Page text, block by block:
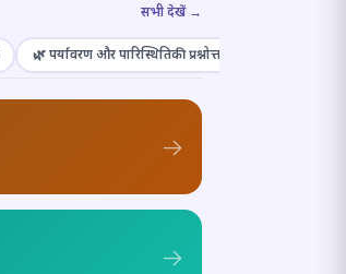
सभी देखें →
🌿 पर्यावरण और पारिस्थितिकी प्रश्नोत्तरी